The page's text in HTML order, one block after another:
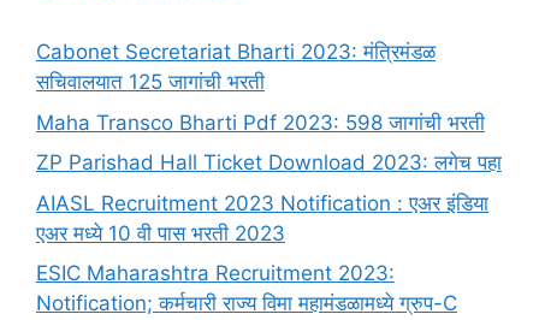
Cabonet Secretariat Bharti 2023: मंत्रिमंडळ
सचिवालयात 125 जागांची भरती
Maha Transco Bharti Pdf 2023: 598 जागांची भरती
ZP Parishad Hall Ticket Download 2023: लगेच पहा
AIASL Recruitment 2023 Notification : एअर इंडिया
एअर मध्ये 10 वी पास भरती 2023
ESIC Maharashtra Recruitment 2023:
Notification; कर्मचारी राज्य विमा महामंडळामध्ये ग्रुप-C